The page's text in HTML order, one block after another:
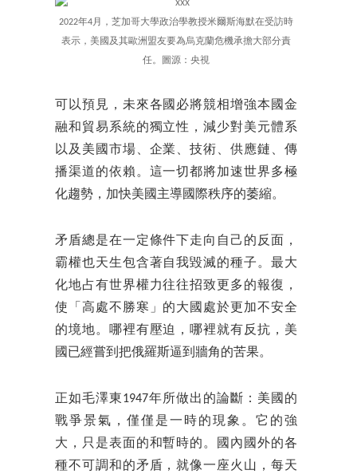
2022年4月，芝加哥大學政治學教授米爾斯海默在受訪時
表示，美國及其歐洲盟友要為烏克蘭危機承擔大部分責
任。圖源：央視
可以預見，未來各國必將競相增強本國金
融和貿易系統的獨立性，減少對美元體系
以及美國市場、企業、技術、供應鏈、傳
播渠道的依賴。這一切都將加速世界多極
化趨勢，加快美國主導國際秩序的萎縮。
矛盾總是在一定條件下走向自己的反面，
霸權也天生包含著自我毀滅的種子。最大
化地占有世界權力往往招致更多的報復，
使「高處不勝寒」的大國處於更加不安全
的境地。哪裡有壓迫，哪裡就有反抗，美
國已經嘗到把俄羅斯逼到牆角的苦果。
正如毛澤東1947年所做出的論斷：美國的
戰爭景氣，僅僅是一時的現象。它的強
大，只是表面的和暫時的。國內國外的各
種不可調和的矛盾，就像一座火山，每天